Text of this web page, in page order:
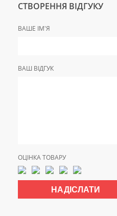
СТВОРЕННЯ ВІДГУКУ
ВАШЕ ІМ'Я
ВАШ ВІДГУК
ОЦІНКА ТОВАРУ